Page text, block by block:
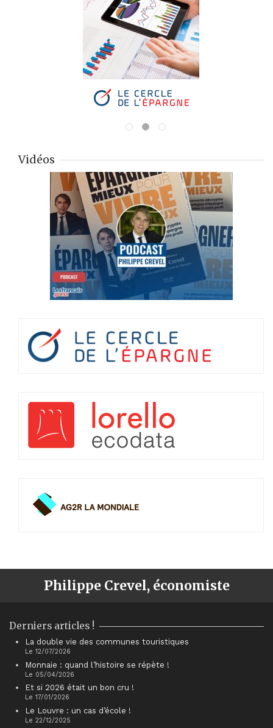
Vidéos
Philippe Crevel, économiste
Derniers articles !
La double vie des communes touristiques
Le 12/07/2026
Monnaie : quand l’histoire se répète !
Le 05/04/2026
Et si 2026 était un bon cru !
Le 17/01/2026
Le Louvre : un cas d’école !
Le 22/12/2025